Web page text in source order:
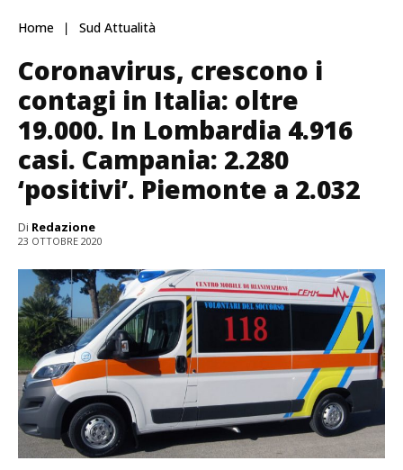
Home Sud Attualità
Coronavirus, crescono i
contagi in Italia: oltre
19.000. In Lombardia 4.916
casi. Campania: 2.280
‘positivi’. Piemonte a 2.032
Di Redazione
23 OTTOBRE 2020